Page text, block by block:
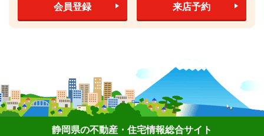
会員登録 来店予約
静岡県の不動産・住宅情報総合サイト